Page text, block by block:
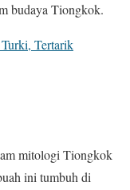
budaya Tiongkok.
Tertarik
mitologi Tiongkok
ini tumbuh di